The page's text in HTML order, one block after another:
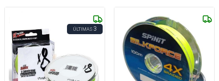
ÚLTIMAS3